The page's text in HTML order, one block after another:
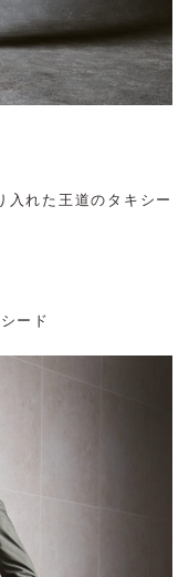
入れた王道のタキシー
ード